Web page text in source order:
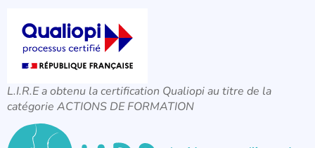
L.I.R.E a obtenu la certification Qualiopi au titre de la
catégorie ACTIONS DE FORMATION